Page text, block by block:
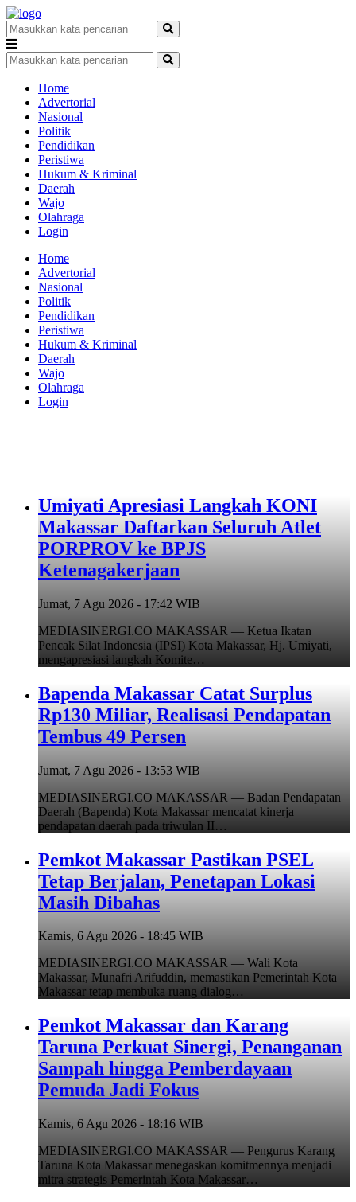
Home
Advertorial
Nasional
Politik
Pendidikan
Peristiwa
Hukum & Kriminal
Daerah
Wajo
Olahraga
Login
Home
Advertorial
Nasional
Politik
Pendidikan
Peristiwa
Hukum & Kriminal
Daerah
Wajo
Olahraga
Login
Umiyati Apresiasi Langkah KONI
Makassar Daftarkan Seluruh Atlet
PORPROV ke BPJS
Ketenagakerjaan
Jumat, 7 Agu 2026 - 17:42 WIB
MEDIASINERGI.CO MAKASSAR — Ketua Ikatan
Pencak Silat Indonesia (IPSI) Kota Makassar, Hj. Umiyati,
mengapresiasi langkah Komite…
Bapenda Makassar Catat Surplus
Rp130 Miliar, Realisasi Pendapatan
Tembus 49 Persen
Jumat, 7 Agu 2026 - 13:53 WIB
MEDIASINERGI.CO MAKASSAR — Badan Pendapatan
Daerah (Bapenda) Kota Makassar mencatat kinerja
pendapatan daerah pada triwulan II…
Pemkot Makassar Pastikan PSEL
Tetap Berjalan, Penetapan Lokasi
Masih Dibahas
Kamis, 6 Agu 2026 - 18:45 WIB
MEDIASINERGI.CO MAKASSAR — Wali Kota
Makassar, Munafri Arifuddin, memastikan Pemerintah Kota
Makassar tetap membuka ruang dialog…
Pemkot Makassar dan Karang
Taruna Perkuat Sinergi, Penanganan
Sampah hingga Pemberdayaan
Pemuda Jadi Fokus
Kamis, 6 Agu 2026 - 18:16 WIB
MEDIASINERGI.CO MAKASSAR — Pengurus Karang
Taruna Kota Makassar menegaskan komitmennya menjadi
mitra strategis Pemerintah Kota Makassar…